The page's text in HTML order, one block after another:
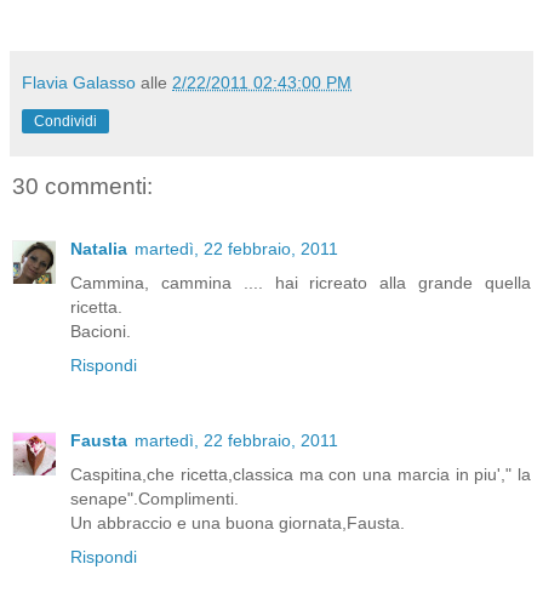
Flavia Galasso alle 2/22/2011 02:43:00 PM
Condividi
30 commenti:
Natalia martedì, 22 febbraio, 2011
Cammina, cammina .... hai ricreato alla grande quella
ricetta.
Bacioni.
Rispondi
Fausta martedì, 22 febbraio, 2011
Caspitina,che ricetta,classica ma con una marcia in piu'," la
senape".Complimenti.
Un abbraccio e una buona giornata,Fausta.
Rispondi